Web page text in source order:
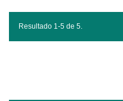
Resultado 1-5 de 5.